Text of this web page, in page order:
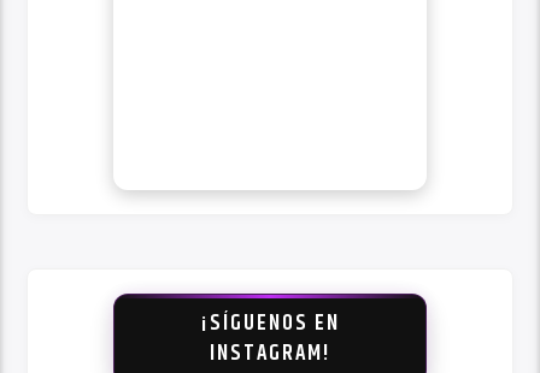
¡SÍGUENOS EN
INSTAGRAM!